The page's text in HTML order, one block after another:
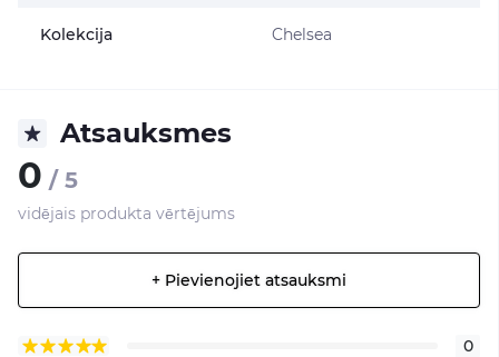
Kolekcija Chelsea
Atsauksmes
0 / 5
vidējais produkta vērtējums
+ Pievienojiet atsauksmi
0